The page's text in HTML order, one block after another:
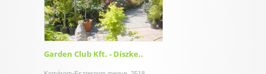
Garden Club Kft. - Díszke..